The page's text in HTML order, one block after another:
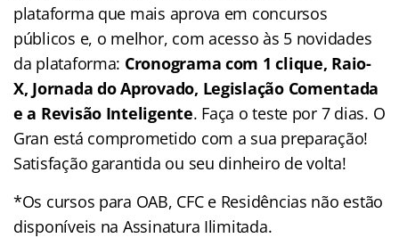
plataforma que mais aprova em concursos
públicos e, o melhor, com acesso às 5 novidades
da plataforma: Cronograma com 1 clique, Raio-
X, Jornada do Aprovado, Legislação Comentada
e a Revisão Inteligente. Faça o teste por 7 dias. O
Gran está comprometido com a sua preparação!
Satisfação garantida ou seu dinheiro de volta!
*Os cursos para OAB, CFC e Residências não estão
disponíveis na Assinatura Ilimitada.